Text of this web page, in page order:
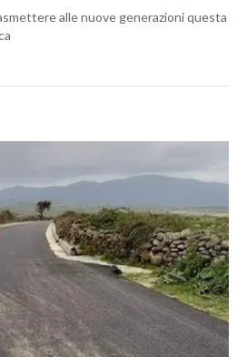
alle nuove generazioni questa